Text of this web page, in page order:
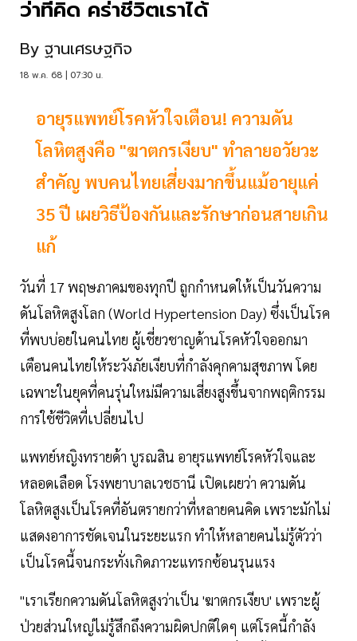
ว่าที่คิด คร่าชีวิตเราได้
By ฐานเศรษฐกิจ
18 พ.ค. 68 | 07:30 น.
อายุรแพทย์โรคหัวใจเตือน! ความดัน
โลหิตสูงคือ "ฆาตกรเงียบ" ทำลายอวัยวะ
สำคัญ พบคนไทยเสี่ยงมากขึ้นแม้อายุแค่
35 ปี เผยวิธีป้องกันและรักษาก่อนสายเกิน
แก้
วันที่ 17 พฤษภาคมของทุกปี ถูกกำหนดให้เป็นวันความ
ดันโลหิตสูงโลก (World Hypertension Day) ซึ่งเป็นโรค
ที่พบบ่อยในคนไทย ผู้เชี่ยวชาญด้านโรคหัวใจออกมา
เตือนคนไทยให้ระวังภัยเงียบที่กำลังคุกคามสุขภาพ โดย
เฉพาะในยุคที่คนรุ่นใหม่มีความเสี่ยงสูงขึ้นจากพฤติกรรม
การใช้ชีวิตที่เปลี่ยนไป
แพทย์หญิงทรายด้า บูรณสิน อายุรแพทย์โรคหัวใจและ
หลอดเลือด โรงพยาบาลเวชธานี เปิดเผยว่า ความดัน
โลหิตสูงเป็นโรคที่อันตรายกว่าที่หลายคนคิด เพราะมักไม่
แสดงอาการชัดเจนในระยะแรก ทำให้หลายคนไม่รู้ตัวว่า
เป็นโรคนี้จนกระทั่งเกิดภาวะแทรกซ้อนรุนแรง
"เราเรียกความดันโลหิตสูงว่าเป็น 'ฆาตกรเงียบ' เพราะผู้
ป่วยส่วนใหญ่ไม่รู้สึกถึงความผิดปกติใดๆ แต่โรคนี้กำลัง